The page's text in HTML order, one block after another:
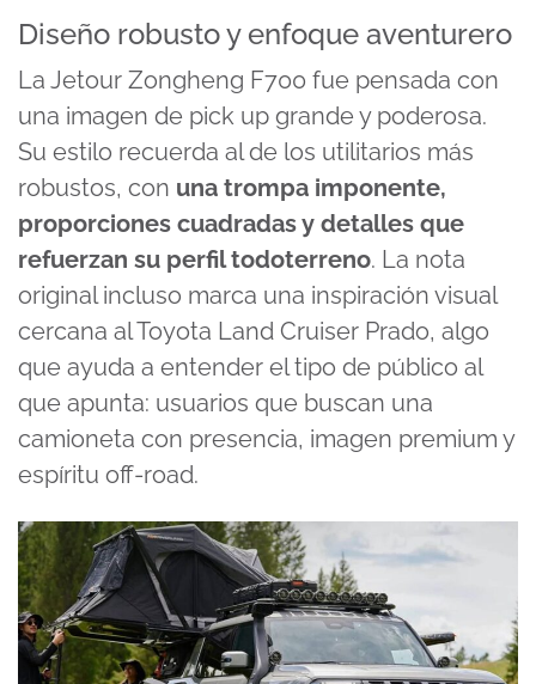
Diseño robusto y enfoque aventurero
La Jetour Zongheng F700 fue pensada con
una imagen de pick up grande y poderosa.
Su estilo recuerda al de los utilitarios más
robustos, con una trompa imponente,
proporciones cuadradas y detalles que
refuerzan su perfil todoterreno. La nota
original incluso marca una inspiración visual
cercana al Toyota Land Cruiser Prado, algo
que ayuda a entender el tipo de público al
que apunta: usuarios que buscan una
camioneta con presencia, imagen premium y
espíritu off-road.